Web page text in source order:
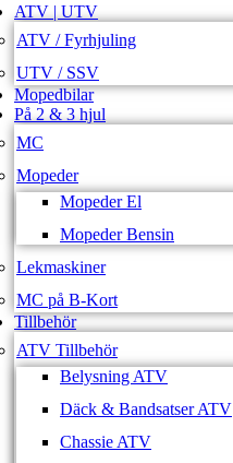
ATV | UTV
ATV / Fyrhjuling
UTV / SSV
Mopedbilar
På 2 & 3 hjul
MC
Mopeder
Mopeder El
Mopeder Bensin
Lekmaskiner
MC på B-Kort
Tillbehör
ATV Tillbehör
Belysning ATV
Däck & Bandsatser ATV
Chassie ATV